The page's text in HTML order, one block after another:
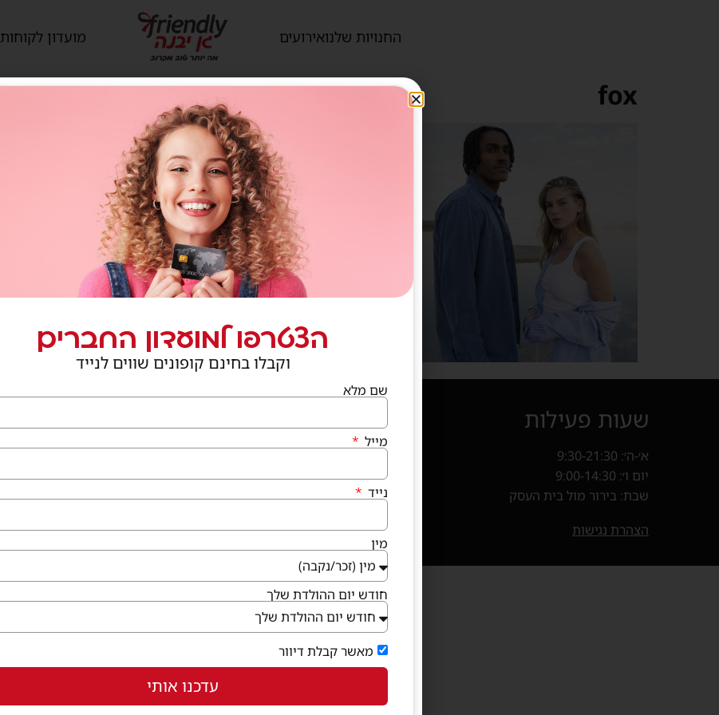
החנויות שלנואירועים מועדון לקוחות
fox
שעות פעילות
א׳-ה׳: 9:30-21:30
יום ו׳: 9:00-14:30
שבת: בירור מול בית העסק
הצהרת נגישות
איך מגיעים
קניון פרנדלי גן יבנה, המגינים 56
חנייה במקום ללא עלות
(נפתח בחלון חדש)
הצטרפו למועדון החברים
וקבלו בחינם קופונים שווים לנייד
שם מלא
מייל
נייד
מין
חודש יום ההולדת שלך
מאשר קבלת דיוור
עדכנו אותי